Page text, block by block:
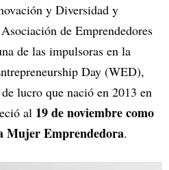
y Diversidad y
de Emprendedores
de las impulsoras en la
Day (WED),
lucro que nació en 2013 en
al 19 de noviembre como
Mujer Emprendedora.